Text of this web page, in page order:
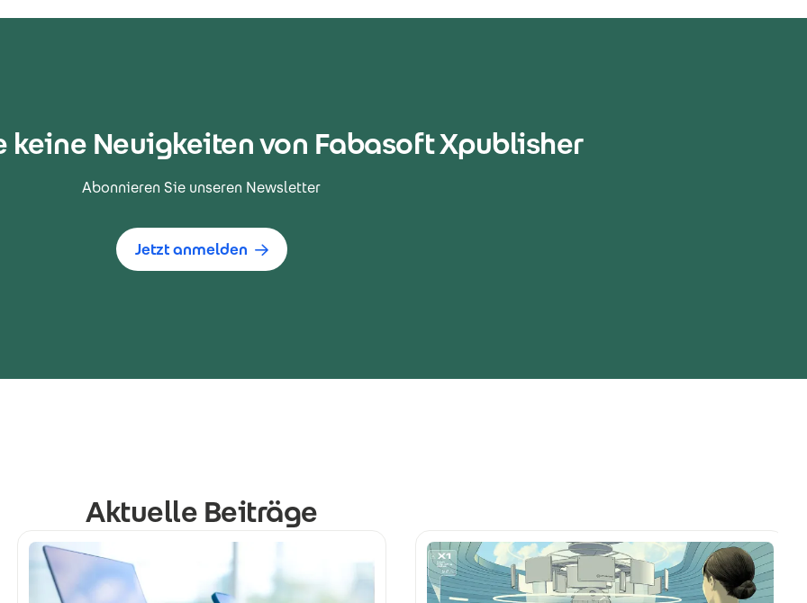
keine Neuigkeiten von Fabasoft Xpublisher
Abonnieren Sie unseren Newsletter
Jetzt anmelden
Aktuelle Beiträge